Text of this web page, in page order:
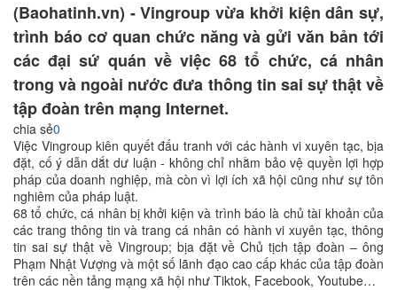
(Baohatinh.vn) - Vingroup vừa khởi kiện dân sự,
trình báo cơ quan chức năng và gửi văn bản tới
các đại sứ quán về việc 68 tổ chức, cá nhân
trong và ngoài nước đưa thông tin sai sự thật về
tập đoàn trên mạng Internet.
chia sẻ0
Việc Vingroup kiên quyết đấu tranh với các hành vi xuyên tạc, bịa
đặt, cố ý dẫn dắt dư luận - không chỉ nhằm bảo vệ quyền lợi hợp
pháp của doanh nghiệp, mà còn vì lợi ích xã hội cũng như sự tôn
nghiêm của pháp luật.
68 tổ chức, cá nhân bị khởi kiện và trình báo là chủ tài khoản của
các trang thông tin và trang cá nhân có hành vi xuyên tạc, thông
tin sai sự thật về Vingroup; bịa đặt về Chủ tịch tập đoàn – ông
Phạm Nhật Vượng và một số lãnh đạo cao cấp khác của tập đoàn
trên các nền tảng mạng xã hội như Tiktok, Facebook, Youtube…